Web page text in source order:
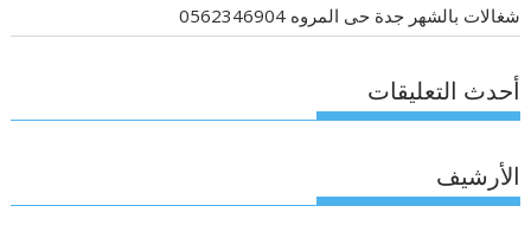
شغالات بالشهر جدة حى المروه 0562346904
أحدث التعليقات
الأرشيف